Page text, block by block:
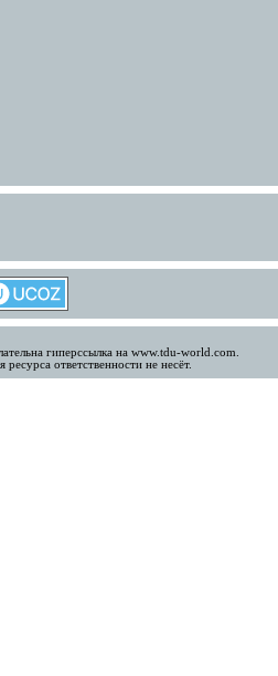
гиперссылка на www.tdu-world.com.
ответственности не несёт.